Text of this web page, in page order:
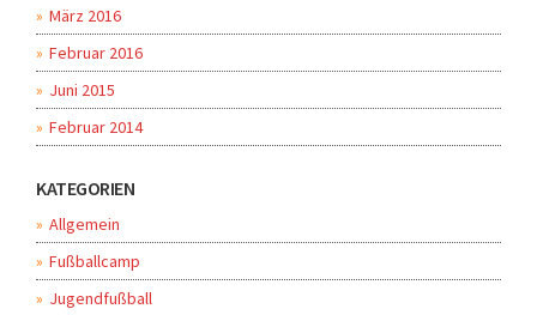
März 2016
Februar 2016
Juni 2015
Februar 2014
KATEGORIEN
Allgemein
Fußballcamp
Jugendfußball